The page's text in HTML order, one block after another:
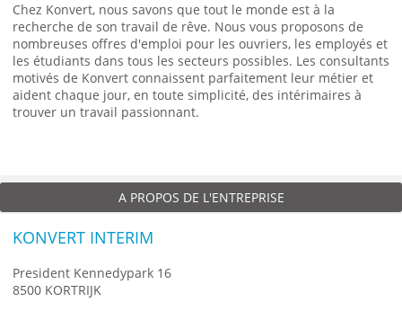
Chez Konvert, nous savons que tout le monde est à la
recherche de son travail de rêve. Nous vous proposons de
nombreuses offres d'emploi pour les ouvriers, les employés et
les étudiants dans tous les secteurs possibles. Les consultants
motivés de Konvert connaissent parfaitement leur métier et
aident chaque jour, en toute simplicité, des intérimaires à
trouver un travail passionnant.
A PROPOS DE L'ENTREPRISE
KONVERT INTERIM
President Kennedypark 16
8500 KORTRIJK